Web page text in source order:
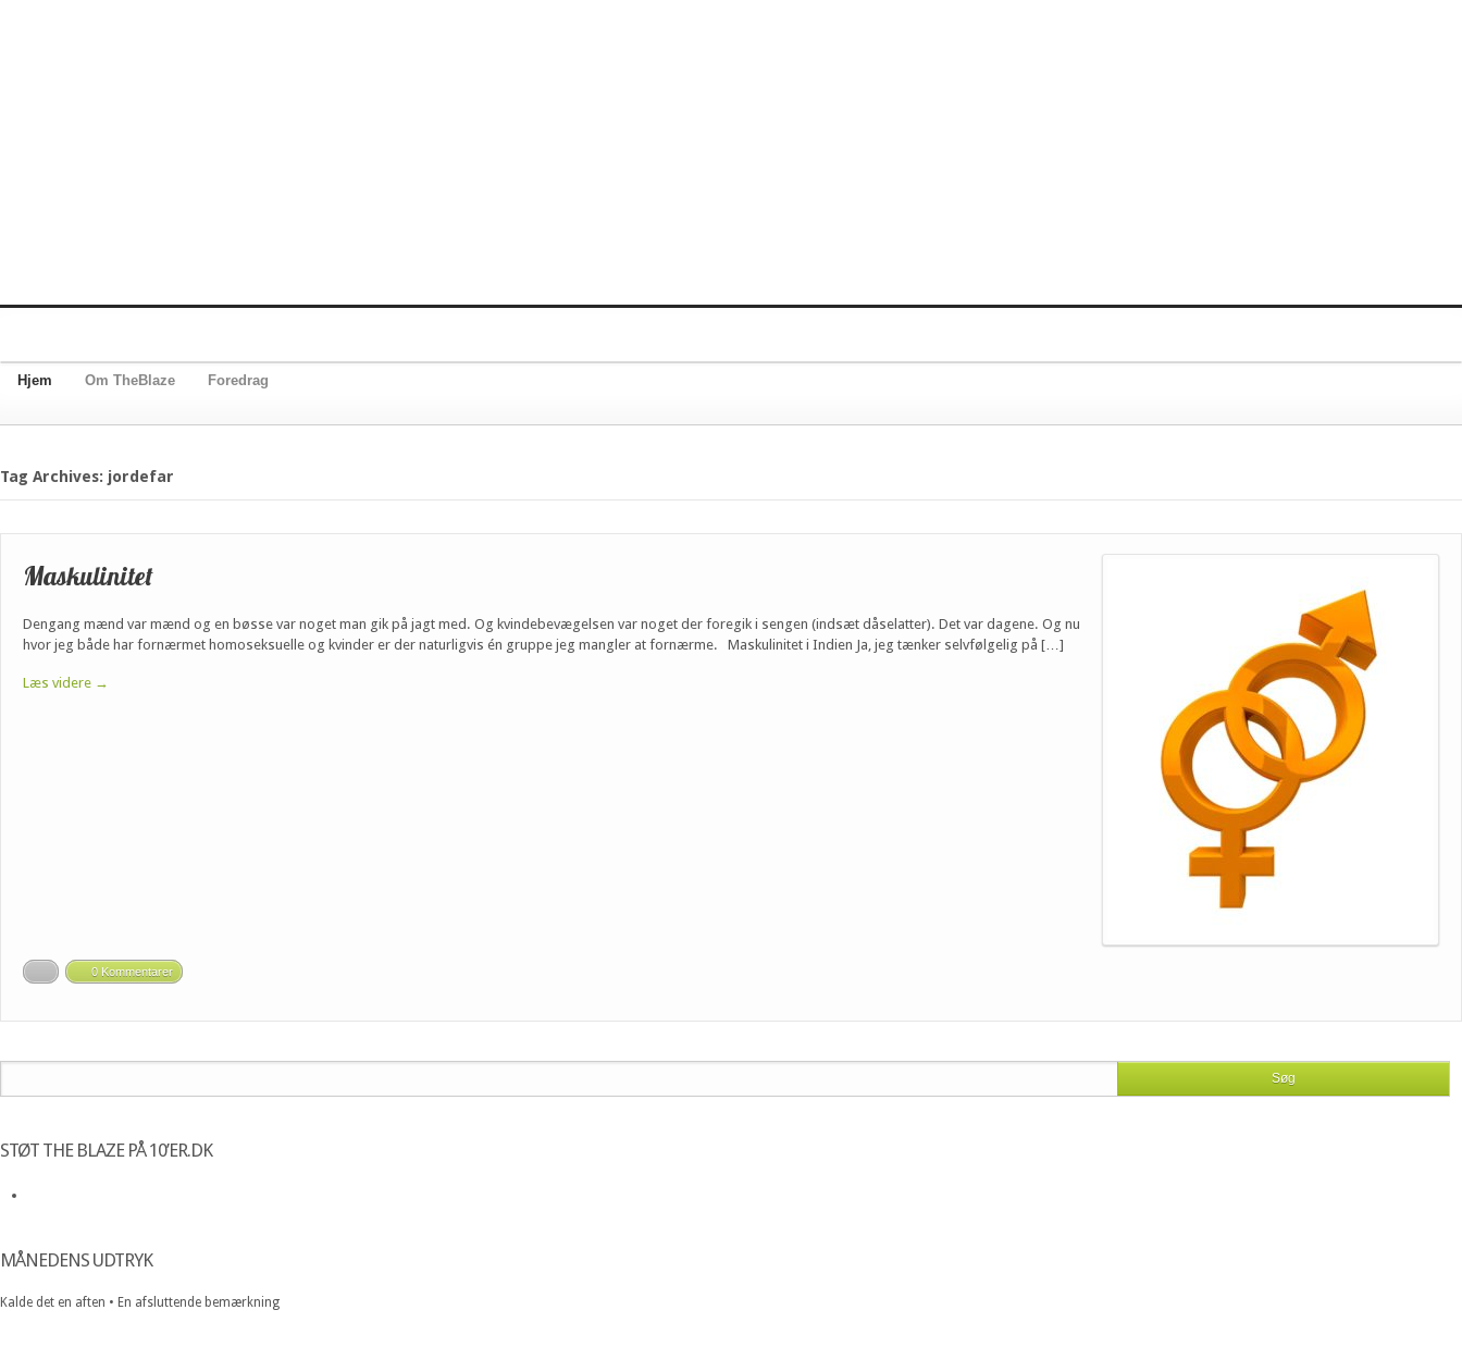
Hjem Om TheBlaze Foredrag
Tag Archives: jordefar
Maskulinitet
Dengang mænd var mænd og en bøsse var noget man gik på jagt med. Og kvindebevægelsen var noget der foregik i sengen (indsæt dåselatter). Det var dagene. Og nu
hvor jeg både har fornærmet homoseksuelle og kvinder er der naturligvis én gruppe jeg mangler at fornærme. Maskulinitet i Indien Ja, jeg tænker selvfølgelig på […]
Læs videre →
0 Kommentarer
STØT THE BLAZE PÅ 10’ER.DK
MÅNEDENS UDTRYK
Kalde det en aften • En afsluttende bemærkning